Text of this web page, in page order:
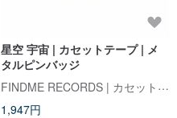
星空 宇宙 | カセットテープ | メ
タルピンバッジ
FINDME RECORDS | カセットテープ・レコードショップ
1,947円